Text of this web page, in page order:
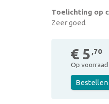
Toelichting op
Zeer goed.
€ 5 ,70
Op voorraad
Bestellen